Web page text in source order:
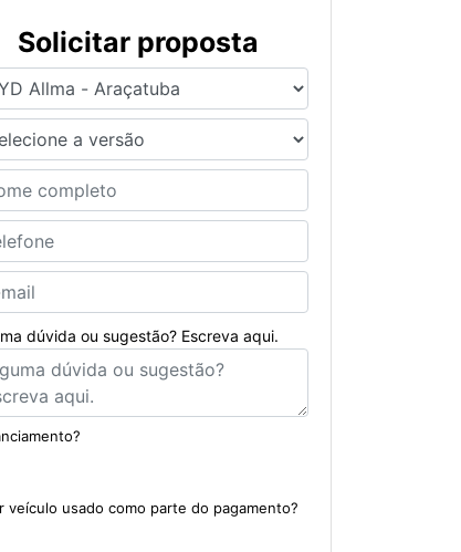
Solicitar proposta
dúvida ou sugestão? Escreva aqui.
veículo usado como parte do pagamento?